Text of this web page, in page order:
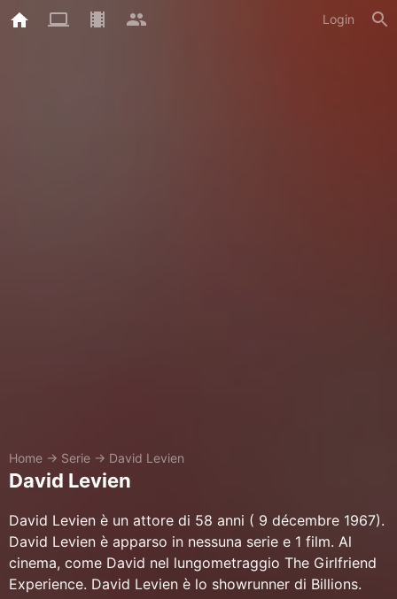
Login
Home → Serie → David Levien
David Levien
David Levien è un attore di 58 anni ( 9 décembre 1967).
David Levien è apparso in nessuna serie e 1 film. Al
cinema, come David nel lungometraggio The Girlfriend
Experience. David Levien è lo showrunner di Billions.